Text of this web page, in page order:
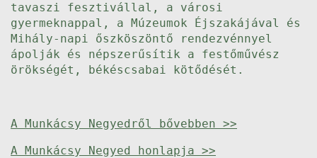
tavaszi fesztivállal, a városi
gyermeknappal, a Múzeumok Éjszakájával és
Mihály-napi őszköszöntő rendezvénnyel
ápolják és népszerűsítik a festőművész
örökségét, békéscsabai kötődését.
A Munkácsy Negyedről bővebben >>
A Munkácsy Negyed honlapja >>